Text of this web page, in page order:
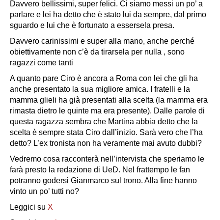
Davvero bellissimi, super felici. Ci siamo messi un po’ a
parlare e lei ha detto che è stato lui da sempre, dal primo
sguardo e lui che è fortunato a essersela presa.
Davvero carinissimi e super alla mano, anche perché
obiettivamente non c’è da tirarsela per nulla , sono
ragazzi come tanti
A quanto pare Ciro è ancora a Roma con lei che gli ha
anche presentato la sua migliore amica. I fratelli e la
mamma glieli ha già presentati alla scelta (la mamma era
rimasta dietro le quinte ma era presente). Dalle parole di
questa ragazza sembra che Martina abbia detto che la
scelta è sempre stata Ciro dall’inizio. Sarà vero che l’ha
detto? L’ex tronista non ha veramente mai avuto dubbi?
Vedremo cosa racconterà nell’intervista che speriamo le
farà presto la redazione di UeD. Nel frattempo le fan
potranno godersi Gianmarco sul trono. Alla fine hanno
vinto un po’ tutti no?
Leggici su X